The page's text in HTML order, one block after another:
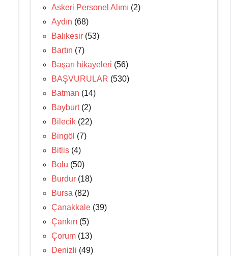
Askeri Personel Alımı (2)
Aydın (68)
Balıkesir (53)
Bartın (7)
Başarı hikayeleri (56)
BAŞVURULAR (530)
Batman (14)
Bayburt(2)
Bilecik (22)
Bingöl (7)
Bitlis (4)
Bolu (50)
Burdur (18)
Bursa (82)
Çanakkale (39)
Çankırı (5)
Çorum (13)
Denizli (49)